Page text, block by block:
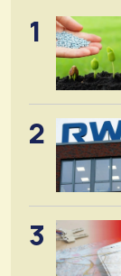
1
2
3